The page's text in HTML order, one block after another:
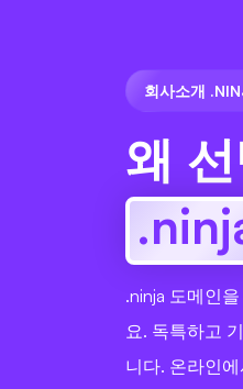
회사소개
왜
.ninja 도메인
요. 독특하고
니다. 온라인